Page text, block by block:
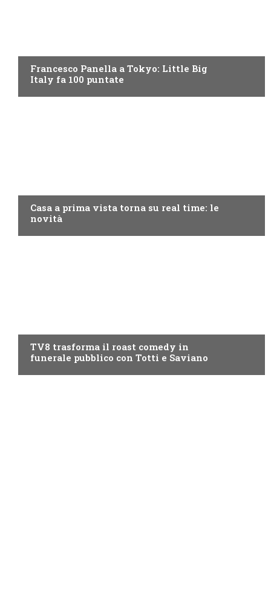
Francesco Panella a Tokyo: Little Big
Italy fa 100 puntate
Casa a prima vista torna su real time: le
novità
TV8 trasforma il roast comedy in
funerale pubblico con Totti e Saviano